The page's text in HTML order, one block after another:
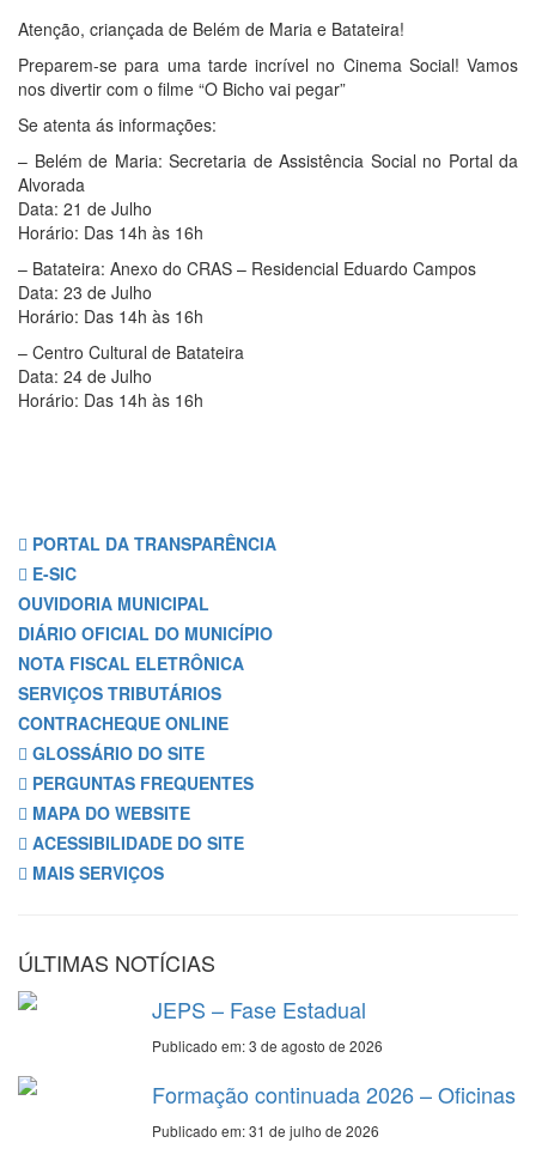
Atenção, criançada de Belém de Maria e Batateira!
Preparem-se para uma tarde incrível no Cinema Social! Vamos
nos divertir com o filme “O Bicho vai pegar”
Se atenta ás informações:
– Belém de Maria: Secretaria de Assistência Social no Portal da
Alvorada
Data: 21 de Julho
Horário: Das 14h às 16h
– Batateira: Anexo do CRAS – Residencial Eduardo Campos
Data: 23 de Julho
Horário: Das 14h às 16h
– Centro Cultural de Batateira
Data: 24 de Julho
Horário: Das 14h às 16h
PORTAL DA TRANSPARÊNCIA
E-SIC
OUVIDORIA MUNICIPAL
DIÁRIO OFICIAL DO MUNICÍPIO
NOTA FISCAL ELETRÔNICA
SERVIÇOS TRIBUTÁRIOS
CONTRACHEQUE ONLINE
GLOSSÁRIO DO SITE
PERGUNTAS FREQUENTES
MAPA DO WEBSITE
ACESSIBILIDADE DO SITE
MAIS SERVIÇOS
ÚLTIMAS NOTÍCIAS
JEPS – Fase Estadual
Publicado em: 3 de agosto de 2026
Formação continuada 2026 – Oficinas
Publicado em: 31 de julho de 2026